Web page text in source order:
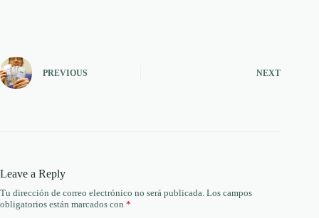
PREVIOUS NEXT
Leave a Reply
Tu dirección de correo electrónico no será publicada. Los campos
obligatorios están marcados con *